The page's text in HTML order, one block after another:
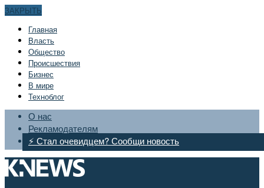
ЗАКРЫТЬ
Главная
Bласть
Общество
Происшествия
Бизнес
В мире
Техноблог
О нас
Рекламодателям
⚡ Стал очевидцем? Сообщи новость